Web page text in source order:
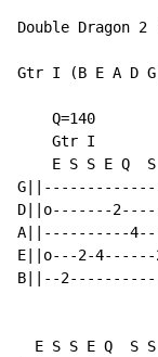
Double Dragon
Gtr I (B E A D
    Q=140
    Gtr I
E S S E Q
D||o-------
A||----------
E||o---2-
B||--
E S S E Q  S